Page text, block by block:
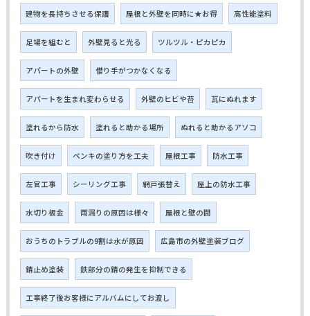
建物を長持ちさせる保護 屋根と外壁を同時に★お得 高性能塗料
足場を組むと 外壁見ると光る ツルツル・ピカピカ
アパートの外壁 借り手がつかなくなる
アパートを生まれ変わらせる 外壁のヒビや苔 瓦にぬれます
塗れるから防水 塗れると助かる場所 ぬれると助かるアソコ
吹き付け ペンキの塗り方を工夫 屋根工事 防水工事
左官工事 シーリング工事 網戸張替え 屋上の防水工事
水切り板金 雨漏りの原因は様々 屋根と壁の間
おうちのトラブルの9割は水が原因 広島市の外壁塗装ブログ
錆止め塗装 鉄部分の錆の発生を抑制できる
工事終了後お客様にアルバムにしてお渡し